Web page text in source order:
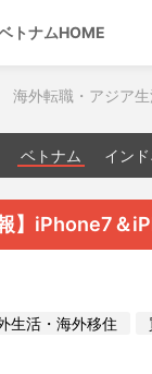
トナムHOME
海外転職・アジア
ベトナム イン
報】iPhone7＆
生活・海外移住